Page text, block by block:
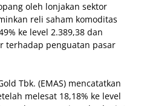
oleh lonjakan sektor
reli saham komoditas
ke level 2.389,38 dan
terhadap penguatan pasar
Tbk. (EMAS) mencatatkan
melesat 18,18% ke level